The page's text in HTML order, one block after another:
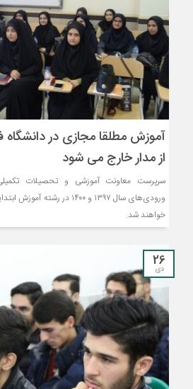
آموزش مطلقا مجازی در دانشگاه
از مدار خارج می شود
سرپرست معاونت آموزشی و تحصیلات
ورودی‌های سال ۱۳۹۷ و ۱۴۰۰ در
خواهند شد.
26
دی